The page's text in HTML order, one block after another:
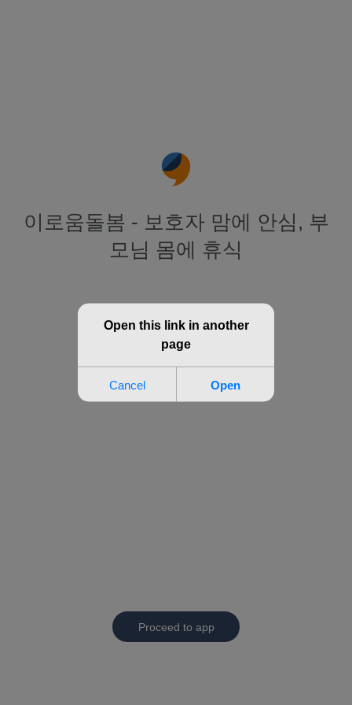
이로움돌봄 - 보호자 맘에 안심, 부
모님 몸에 휴식
Proceed to app